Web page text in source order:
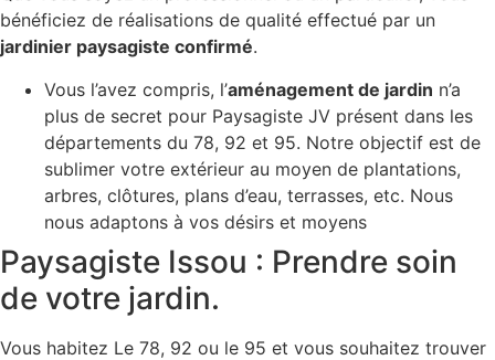
bénéficiez de réalisations de qualité effectué par un
jardinier paysagiste confirmé.
Vous l’avez compris, l’aménagement de jardin n’a
plus de secret pour Paysagiste JV présent dans les
départements du 78, 92 et 95. Notre objectif est de
sublimer votre extérieur au moyen de plantations,
arbres, clôtures, plans d’eau, terrasses, etc. Nous
nous adaptons à vos désirs et moyens
Paysagiste Issou : Prendre soin
de votre jardin.
Vous habitez Le 78, 92 ou le 95 et vous souhaitez trouver